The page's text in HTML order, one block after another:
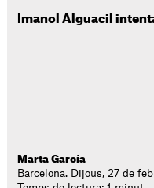
Imanol Alguacil
Marta García
Barcelona. Dijous, 27 de